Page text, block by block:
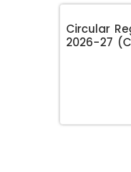
Circular
2026-27